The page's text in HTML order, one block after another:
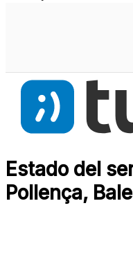
Estado del
Pollença,